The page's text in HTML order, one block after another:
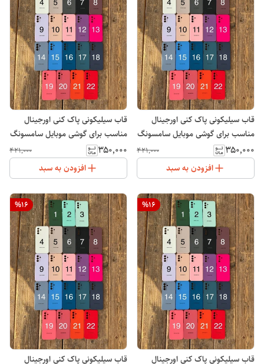
قاب سیلیکونی پاک کنی اورجینال
مناسب برای گوشی موبایل سامسونگ
Galaxy A17
۳۵۰٬۰۰۰ ۴۲۱٬۰۰۰
افزودن به سبد
قاب سیلیکونی پاک کنی اورجینال
مناسب برای گوشی موبایل سامسونگ
Galaxy S24 Ultra
۳۵۰٬۰۰۰ ۴۲۱٬۰۰۰
افزودن به سبد
%16
قاب سیلیکونی پاک کنی اورجینال
%16
قاب سیلیکونی پاک کنی اورجینال